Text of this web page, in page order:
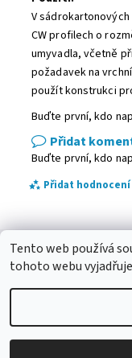
V
CW profilech o
umyvadla, včetně
požadavek na
použít konstrukci
Buďte první, kdo
Přidat
Buďte první, kdo
Přidat hodnocení
Betlémy Podmínky
2026 © Pro
Tento web používá
tohoto webu